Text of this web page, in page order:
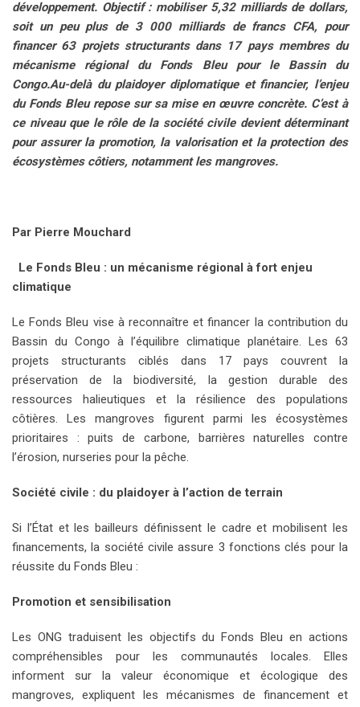
p
o
n
t
i
a
E
m
a
i
l
développement. Objectif : mobiliser 5,32 milliards de dollars,
soit un peu plus de 3 000 milliards de francs CFA, pour
financer 63 projets structurants dans 17 pays membres du
mécanisme régional du Fonds Bleu pour le Bassin du
Congo.Au-delà du plaidoyer diplomatique et financier, l’enjeu
du Fonds Bleu repose sur sa mise en œuvre concrète. C’est à
ce niveau que le rôle de la société civile devient déterminant
pour assurer la promotion, la valorisation et la protection des
écosystèmes côtiers, notamment les mangroves.
Par Pierre Mouchard
Le Fonds Bleu : un mécanisme régional à fort enjeu
climatique
Le Fonds Bleu vise à reconnaître et financer la contribution du
Bassin du Congo à l’équilibre climatique planétaire. Les 63
projets structurants ciblés dans 17 pays couvrent la
préservation de la biodiversité, la gestion durable des
ressources halieutiques et la résilience des populations
côtières. Les mangroves figurent parmi les écosystèmes
prioritaires : puits de carbone, barrières naturelles contre
l’érosion, nurseries pour la pêche.
Société civile : du plaidoyer à l’action de terrain
Si l’État et les bailleurs définissent le cadre et mobilisent les
financements, la société civile assure 3 fonctions clés pour la
réussite du Fonds Bleu :
Promotion et sensibilisation
Les ONG traduisent les objectifs du Fonds Bleu en actions
compréhensibles pour les communautés locales. Elles
informent sur la valeur économique et écologique des
mangroves, expliquent les mécanismes de financement et